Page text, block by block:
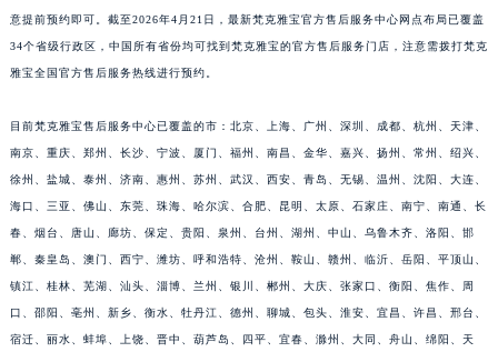
意提前预约即可。截至2026年4月21日，最新梵克雅宝官方售后服务中心网点布局已覆盖
34个省级行政区，中国所有省份均可找到梵克雅宝的官方售后服务门店，注意需拨打梵克
雅宝全国官方售后服务热线进行预约。
目前梵克雅宝售后服务中心已覆盖的市：北京、上海、广州、深圳、成都、杭州、天津、
南京、重庆、郑州、长沙、宁波、厦门、福州、南昌、金华、嘉兴、扬州、常州、绍兴、
徐州、盐城、泰州、济南、惠州、苏州、武汉、西安、青岛、无锡、温州、沈阳、大连、
海口、三亚、佛山、东莞、珠海、哈尔滨、合肥、昆明、太原、石家庄、南宁、南通、长
春、烟台、唐山、廊坊、保定、贵阳、泉州、台州、湖州、中山、乌鲁木齐、洛阳、邯
郸、秦皇岛、澳门、西宁、潍坊、呼和浩特、沧州、鞍山、赣州、临沂、岳阳、平顶山、
镇江、桂林、芜湖、汕头、淄博、兰州、银川、郴州、大庆、张家口、衡阳、焦作、周
口、邵阳、亳州、新乡、衡水、牡丹江、德州、聊城、包头、淮安、宜昌、许昌、邢台、
宿迁、丽水、蚌埠、上饶、晋中、葫芦岛、四平、宜春、滁州、大同、舟山、绵阳、天